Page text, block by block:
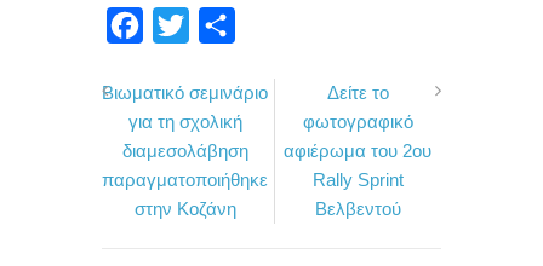
c
e
b
o
i
t
t
e
ι
ρ
α
σ
Βιωματικό σεμινάριο
για τη σχολική
διαμεσολάβηση
παραγματοποιήθηκε
στην Kοζάνη
Δείτε το
φωτογραφικό
αφιέρωμα του 2ου
Rally Sprint
Βελβεντού